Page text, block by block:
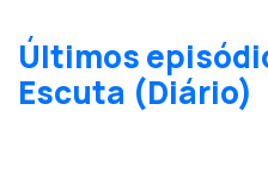
Últimos
Escuta (Diário)